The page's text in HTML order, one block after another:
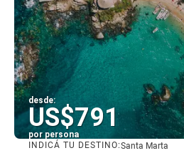
desde:
US$791
por persona
INDICÁ TU DESTINO:Santa Marta